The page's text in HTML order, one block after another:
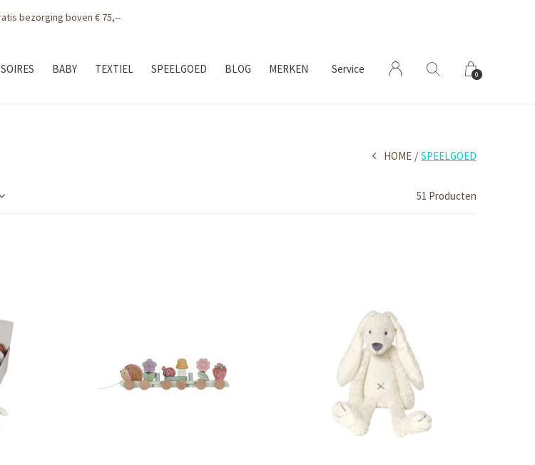
BABY TEXTIEL SPEELGOED BLOG MERKEN Service 0
Den Horsten of shop online!
HOME SPEELGOED
51 Producten